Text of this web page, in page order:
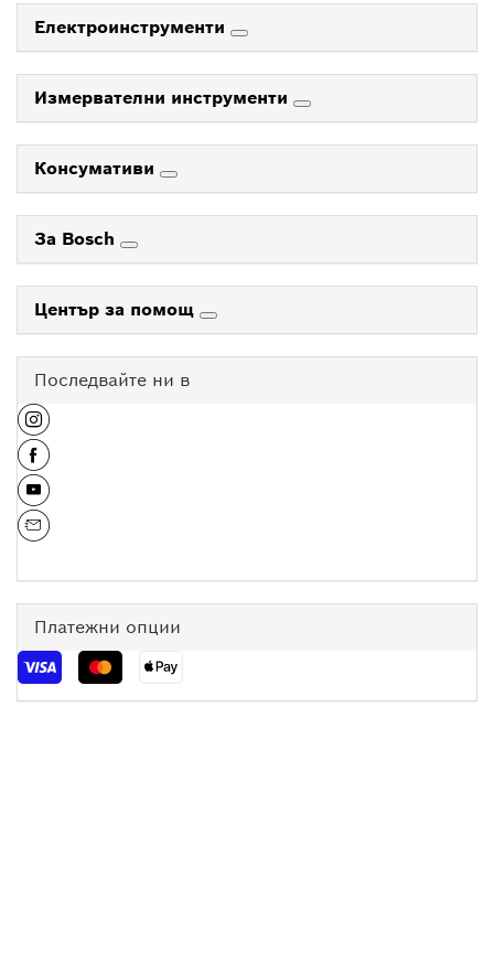
Електроинструменти
Измервателни инструменти
Консумативи
За Bosch
Център за помощ
Последвайте ни в
Платежни опции